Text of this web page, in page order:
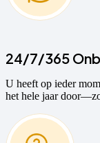
24/7/365
U heeft op ieder
het hele jaar